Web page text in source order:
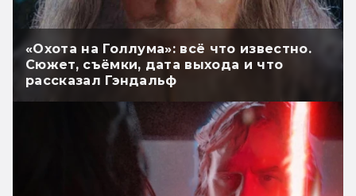
«Охота на Голлума»: всё что известно.
Сюжет, съёмки, дата выхода и что
рассказал Гэндальф